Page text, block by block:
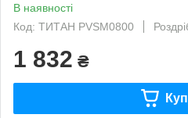
В наявності
Код: ТИТАН PVSM0800
1 832 ₴